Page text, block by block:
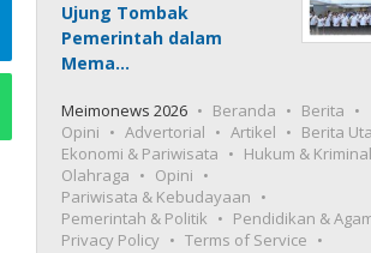
Ujung Tombak
Pemerintah dalam
Mema…
Meimonews 2026 Beranda
Berita
Opini
Advertorial Artikel
Berita
Ekonomi & Pariwisata
Hukum & Kriminal
Olahraga
Opini
Pariwisata & Kebudayaan
Pemerintah & Politik
Pendidikan &
Privacy Policy
Terms of Service